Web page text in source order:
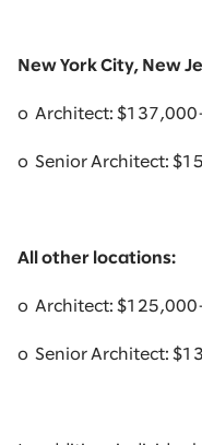
New York City, New
o Architect:
o Senior Architect:
All other locations:
o Architect:
o Senior Architect: